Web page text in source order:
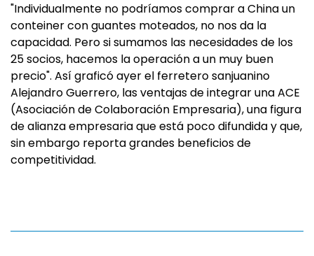
"Individualmente no podríamos comprar a China un
conteiner con guantes moteados, no nos da la
capacidad. Pero si sumamos las necesidades de los
25 socios, hacemos la operación a un muy buen
precio". Así graficó ayer el ferretero sanjuanino
Alejandro Guerrero, las ventajas de integrar una ACE
(Asociación de Colaboración Empresaria), una figura
de alianza empresaria que está poco difundida y que,
sin embargo reporta grandes beneficios de
competitividad.